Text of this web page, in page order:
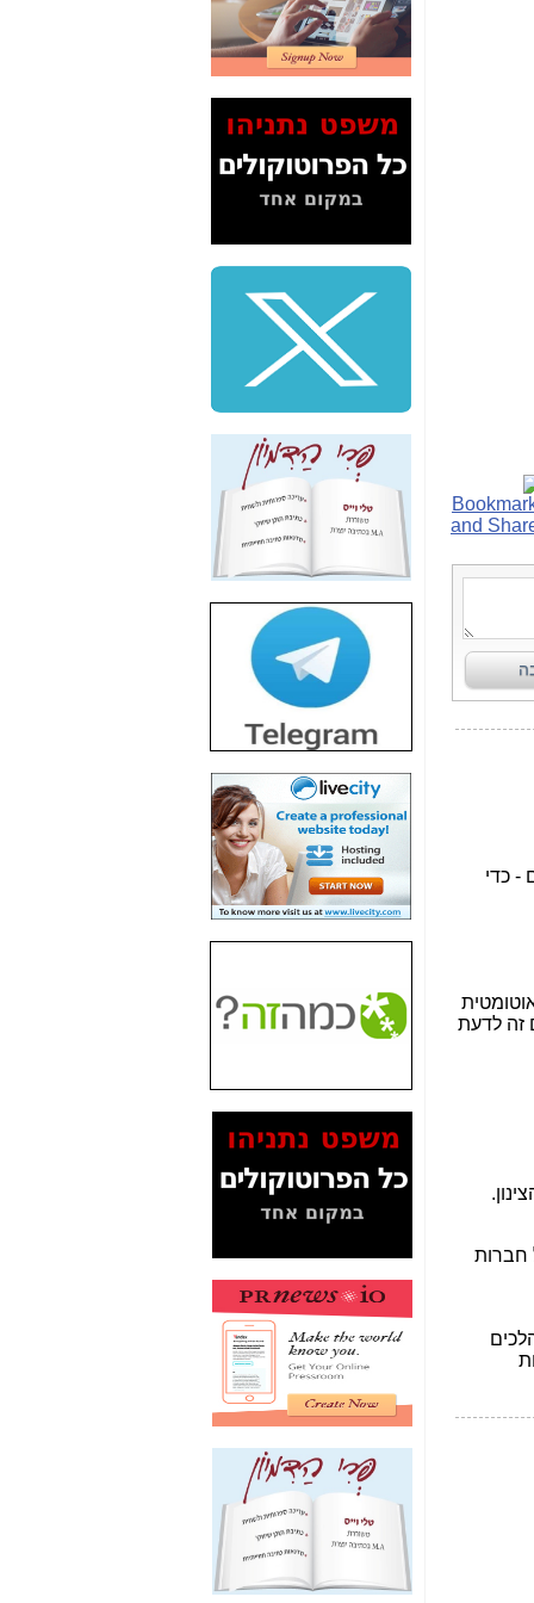
2" על תעלולי השר
משה כחלון -כאן
הסלולר" ואיך מסרסים
את הנתונים לציבור -
כאן
סיכום ביקור בסיליקון
שלמה פילבר (עד
לאחרונה מנכ"ל משרד
התקשורת) - עד
מדינה? הצחקתם
אותי! -
"יש אפליה בחקירה"?
חשיפה: למה השר
משה כחלון לא נחקר
עד היום? -
כאן
הדומה לזו של "תיק
4000" אך בתחום
הסלולר -
חשיפת מה שלא
רוצים שתדעו בעניין
פריסת אנלימיטד
(בניחוח בלתי נסבל) -
כאן
חשיפה: איוב קרא
אישר לקבוצת סלקום
בדיוק מה שביבי אישר
כאן
האם השר איוב קרא
היה צריך בכלל לחתום
על האישור, שנתן
האם ביבי וקרא קבלו
בכלל תמורה עבור
המסמכים בנושא בזק-
Yes (תיק 4000)
לאיש הלא נכון! -כאן
עובדות ומסמכים
תקשורת עזר לקב'
בזק? - כאן
מה מקור ה-Fake
News שהביא לתפירת
תיק לביבי והעלמת
החשודים הנכונים -כאן
אחת הרגליים של "תיק
4000 התפור"
התמוטטה היום
בניצחון (כפול) של בזק
כאן
איך כתבות מפנקות